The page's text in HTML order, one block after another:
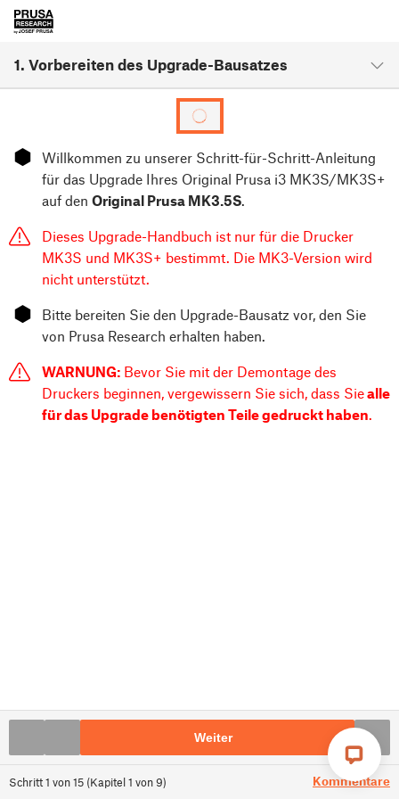
1. Vorbereiten des Upgrade-Bausatzes
Schritt1 von15 (Kapitel1 von9) Kommentare
⬢
Willkommen zu unserer Schritt-für-Schritt-Anleitung
für das Upgrade Ihres Original Prusa i3 MK3S/MK3S+
auf den Original Prusa MK3.5S.
Dieses Upgrade-Handbuch ist nur für die Drucker
MK3S und MK3S+ bestimmt. Die MK3-Version wird
nicht unterstützt.
⬢
Bitte bereiten Sie den Upgrade-Bausatz vor, den Sie
von Prusa Research erhalten haben.
WARNUNG: Bevor Sie mit der Demontage des
Druckers beginnen, vergewissern Sie sich, dass Siealle
für das Upgrade benötigten Teile gedruckt haben.
Weiter